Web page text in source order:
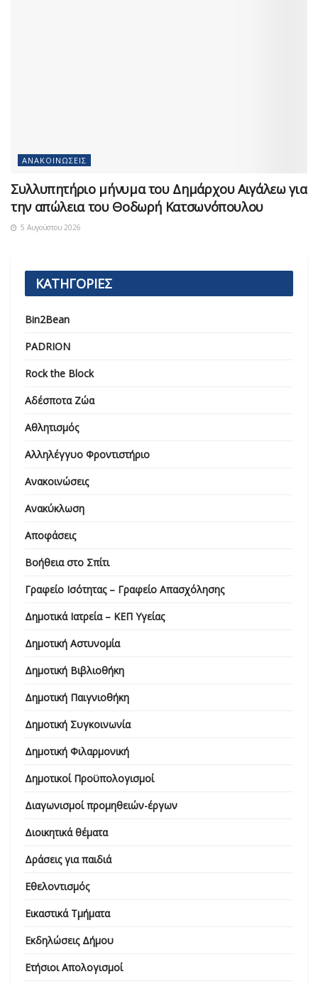
ΑΝΑΚΟΙΝΏΣΕΙΣ
Συλλυπητήριο μήνυμα του Δημάρχου Αιγάλεω για
την απώλεια του Θοδωρή Κατσωνόπουλου
5 Αυγούστου 2026
ΚΑΤΗΓΟΡΙΕΣ
Bin2Bean
PADRION
Rock the Block
Αδέσποτα Ζώα
Αθλητισμός
Αλληλέγγυο Φροντιστήριο
Ανακοινώσεις
Ανακύκλωση
Αποφάσεις
Βοήθεια στο Σπίτι
Γραφείο Ισότητας – Γραφείο Απασχόλησης
Δημοτικά Ιατρεία – ΚΕΠ Υγείας
Δημοτική Αστυνομία
Δημοτική Βιβλιοθήκη
Δημοτική Παιγνιοθήκη
Δημοτική Συγκοινωνία
Δημοτική Φιλαρμονική
Δημοτικοί Προϋπολογισμοί
Διαγωνισμοί προμηθειών-έργων
Διοικητικά θέματα
Δράσεις για παιδιά
Εθελοντισμός
Εικαστικά Τμήματα
Εκδηλώσεις Δήμου
Ετήσιοι Απολογισμοί